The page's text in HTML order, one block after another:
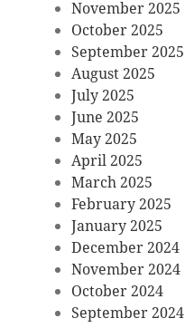
November 2025
October 2025
September 2025
August 2025
July 2025
June 2025
May 2025
April 2025
March 2025
February 2025
January 2025
December 2024
November 2024
October 2024
September 2024